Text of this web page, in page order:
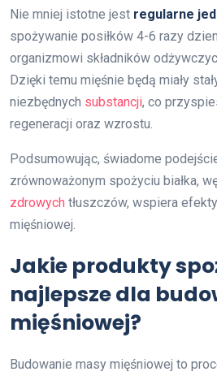
Nie mniej istotne jest regularne
spożywanie posiłków 4-6 razy
organizmowi składników
Dzięki temu mięśnie będą miały
niezbędnych substancji, co
regeneracji oraz wzrostu.
Podsumowując, świadome
zrównoważonym spożyciu białka,
zdrowych tłuszczów, wspiera
mięśniowej.
Jakie produkty
najlepsze dla
mięśniowej?
Budowanie masy mięśniowej to